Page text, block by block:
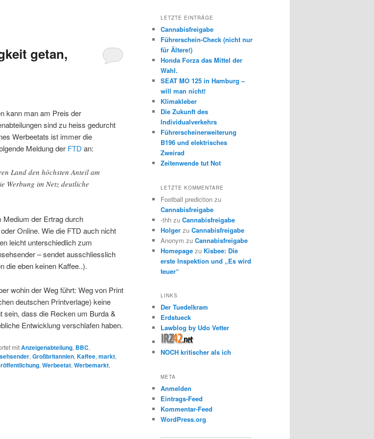
getan,
kann man am Preis der
sind zu heiss gedurcht
Werbeetats ist immer die
Meldung der FTD an:
Land den höchsten Anteil am
Werbung im Netz deutliche
Medium der Ertrag durch
Online. Wie die FTD auch nicht
leicht unterschiedlich zum
– sendet ausschliesslich
die eben keinen Kaffee..).
wohin der Weg führt: Weg von Print
deutschen Printverlage) keine
sein, dass die Recken um Burda &
Entwicklung verschlafen haben.
mitAnzeigenabteilung, BBC,
, Großbritannien, Kaffee, markt,
, Werbeetat, Werbemarkt,
LETZTE EINTRÄGE
Cannabisfreigabe
Führerschein-Check (nicht nur
für Ältere!)
Honda Forza das Mittel der
Wahl.
SEAT MO 125 in Hamburg –
will man nicht!
Klimakleber
Die Zukunft des
Individualverkehrs
Führerscheinerweiterung
B196 und elektrisches
Zweirad
Zeitenwende tut Not
LETZTE KOMMENTARE
Football prediction zu
Cannabisfreigabe
-thh zu Cannabisfreigabe
Holger zu Cannabisfreigabe
Anonym zu Cannabisfreigabe
Homepage zu Kisbee: Die
erste Inspektion und „Es wird
teuer“
LINKS
Der Tuedelkram
Erdstueck
Lawblog by Udo Vetter
NOCH kritischer als ich
META
Anmelden
Eintrags-Feed
Kommentar-Feed
WordPress.org